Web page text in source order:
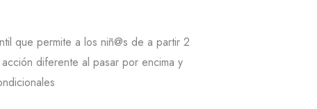
que permite a los niñ@s de a partir 2
diferente al pasar por encima y